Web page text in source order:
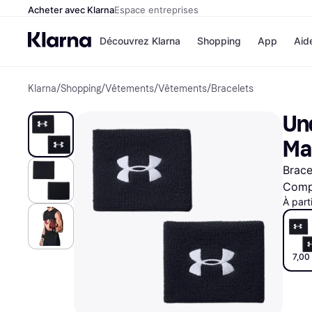
Acheter avec KlarnaEspace entreprises
Découvrez Klarna
Options de
Payer maintenant
Paiement en 3 fois
Paiement à 30 jours
Klarna sur Apple Pay
Shopping
Airbnb
Temu
JD
Voir tous les
App
Klarna/Shopping/Vêtements/Vêtements/Bracelets
À
7,00